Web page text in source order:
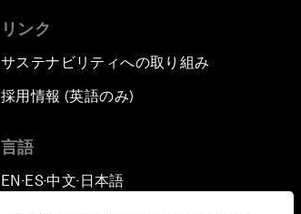
リンク
サステナビリティへの取り組み
採用情報 (英語のみ)
言語
EN ▪ ES▪中文▪ 日本語